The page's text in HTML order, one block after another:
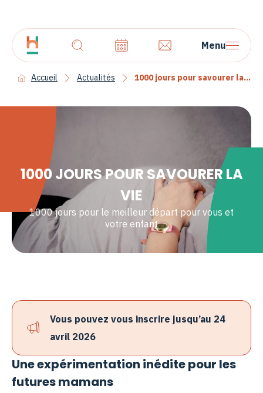
Menu
Accueil Actualités 1000 jours pour savourer la vie
1000 JOURS POUR SAVOURER LA
VIE
1000 jours pour le meilleur départ pour vous et
votre enfant
Vous pouvez vous inscrire jusqu’au 24
avril 2026
Une expérimentation inédite pour les
futures mamans